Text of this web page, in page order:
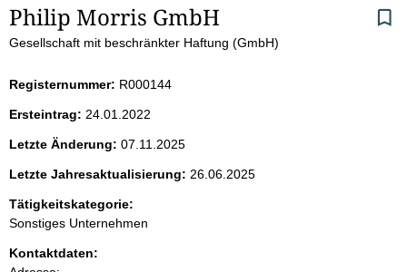
S
e
i
t
e
n
i
Philip Morris GmbH
Gesellschaft mit beschränkter Haftung (GmbH)
Registernummer: R000144
Ersteintrag: 24.01.2022
Letzte Änderung: 07.11.2025
Letzte Jahresaktualisierung: 26.06.2025
Tätigkeitskategorie:
Sonstiges Unternehmen
Kontaktdaten: